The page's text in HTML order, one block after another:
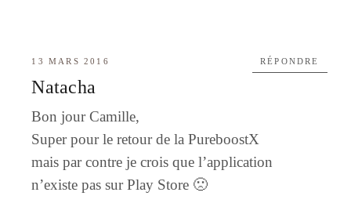
13 MARS 2016
Natacha
Bon jour Camille,
Super pour le retour de la PureboostX
mais par contre je crois que l’application
n’existe pas sur Play Store 🙁
RÉPONDRE